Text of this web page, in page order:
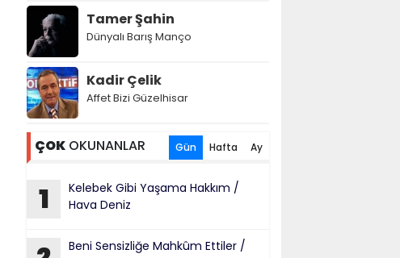
Tamer Şahin
Dünyalı Barış Manço
Kadir Çelik
Affet Bizi Güzelhisar
ÇOK OKUNANLAR Gün Hafta Ay
1
Kelebek Gibi Yaşama Hakkım /
Hava Deniz
Beni Sensizliğe Mahkûm Ettiler /